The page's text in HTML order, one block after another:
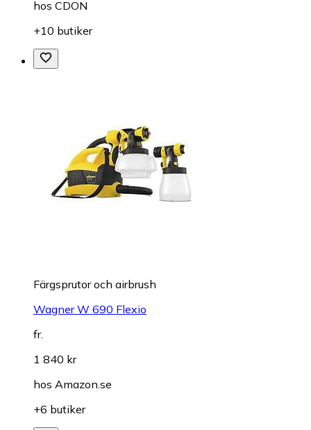
hos CDON
+10 butiker
Färgsprutor och airbrush
Wagner W 690 Flexio
fr.
1 840 kr
hos Amazon.se
+6 butiker